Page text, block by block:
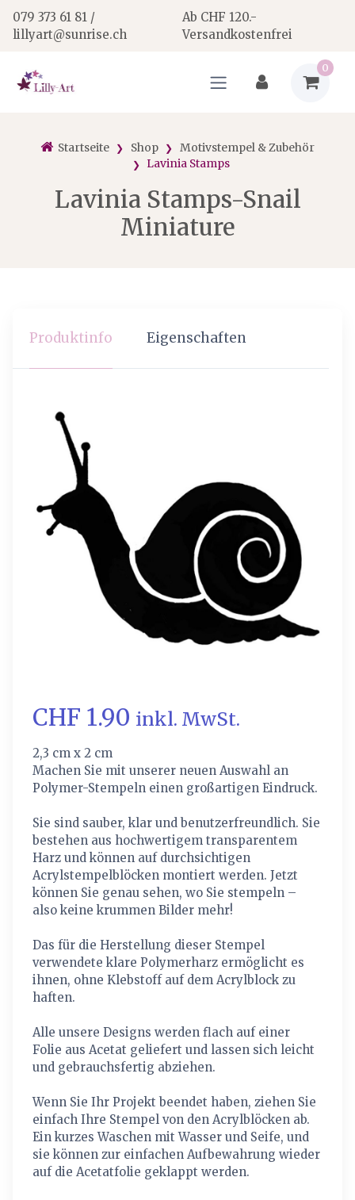
079 373 61 81 /
lillyart@sunrise.ch
Ab CHF 120.-
Versandkostenfrei
0
Startseite Shop
Motivstempel & Zubehör
Lavinia Stamps
Lavinia Stamps-Snail
Miniature
Produktinfo Eigenschaften
CHF 1.90 inkl. MwSt.
2,3 cm x 2 cm
Machen Sie mit unserer neuen Auswahl an
Polymer-Stempeln einen großartigen Eindruck.
Sie sind sauber, klar und benutzerfreundlich. Sie
bestehen aus hochwertigem transparentem
Harz und können auf durchsichtigen
Acrylstempelblöcken montiert werden. Jetzt
können Sie genau sehen, wo Sie stempeln –
also keine krummen Bilder mehr!
Das für die Herstellung dieser Stempel
verwendete klare Polymerharz ermöglicht es
ihnen, ohne Klebstoff auf dem Acrylblock zu
haften.
Alle unsere Designs werden flach auf einer
Folie aus Acetat geliefert und lassen sich leicht
und gebrauchsfertig abziehen.
Wenn Sie Ihr Projekt beendet haben, ziehen Sie
einfach Ihre Stempel von den Acrylblöcken ab.
Ein kurzes Waschen mit Wasser und Seife, und
sie können zur einfachen Aufbewahrung wieder
auf die Acetatfolie geklappt werden.